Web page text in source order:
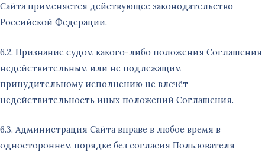
Сайта применяется действующее законодательство
Российской Федерации.
6.2. Признание судом какого-либо положения Соглашения
недействительным или не подлежащим
принудительному исполнению не влечёт
недействительность иных положений Соглашения.
6.3. Администрация Сайта вправе в любое время в
одностороннем порядке без согласия Пользователя